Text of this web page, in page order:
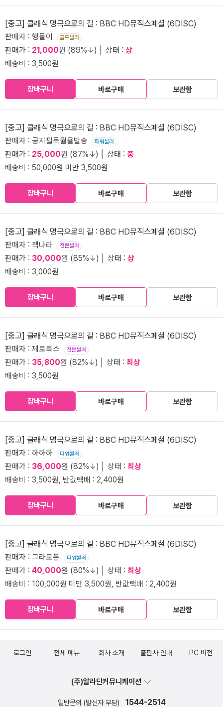
[중고] 클래식 명곡으로의 길 : BBC HD뮤직스페셜 (6DISC)
판매자 : 행돌이 골드셀러
판매가 : 21,000원 (89%↓) │ 상태 : 상
배송비 : 3,500원
장바구니 바로구매 보관함
[중고] 클래식 명곡으로의 길 : BBC HD뮤직스페셜 (6DISC)
판매자 : 공지필독월욜발송 파워셀러
판매가 : 25,000원 (87%↓) │ 상태 : 중
배송비 : 50,000원 미만 3,500원
장바구니 바로구매 보관함
[중고] 클래식 명곡으로의 길 : BBC HD뮤직스페셜 (6DISC)
판매자 : 책나라 전문셀러
판매가 : 30,000원 (85%↓) │ 상태 : 상
배송비 : 3,000원
장바구니 바로구매 보관함
[중고] 클래식 명곡으로의 길 : BBC HD뮤직스페셜 (6DISC)
판매자 : 제로북스 전문셀러
판매가 : 35,800원 (82%↓) │ 상태 : 최상
배송비 : 3,500원
장바구니 바로구매 보관함
[중고] 클래식 명곡으로의 길 : BBC HD뮤직스페셜 (6DISC)
판매자 : 하하하 파워셀러
판매가 : 36,000원 (82%↓) │ 상태 : 최상
배송비 : 3,500원, 반값택배 : 2,400원
장바구니 바로구매 보관함
[중고] 클래식 명곡으로의 길 : BBC HD뮤직스페셜 (6DISC)
판매자 : 그라모폰 파워셀러
판매가 : 40,000원 (80%↓) │ 상태 : 최상
배송비 : 100,000원 미만 3,500원, 반값택배 : 2,400원
장바구니 바로구매 보관함
로그인 전체 메뉴 회사 소개 출판사 안내 PC 버전
(주)알라딘커뮤니케이션
일반문의 (발신자 부담) 1544-2514